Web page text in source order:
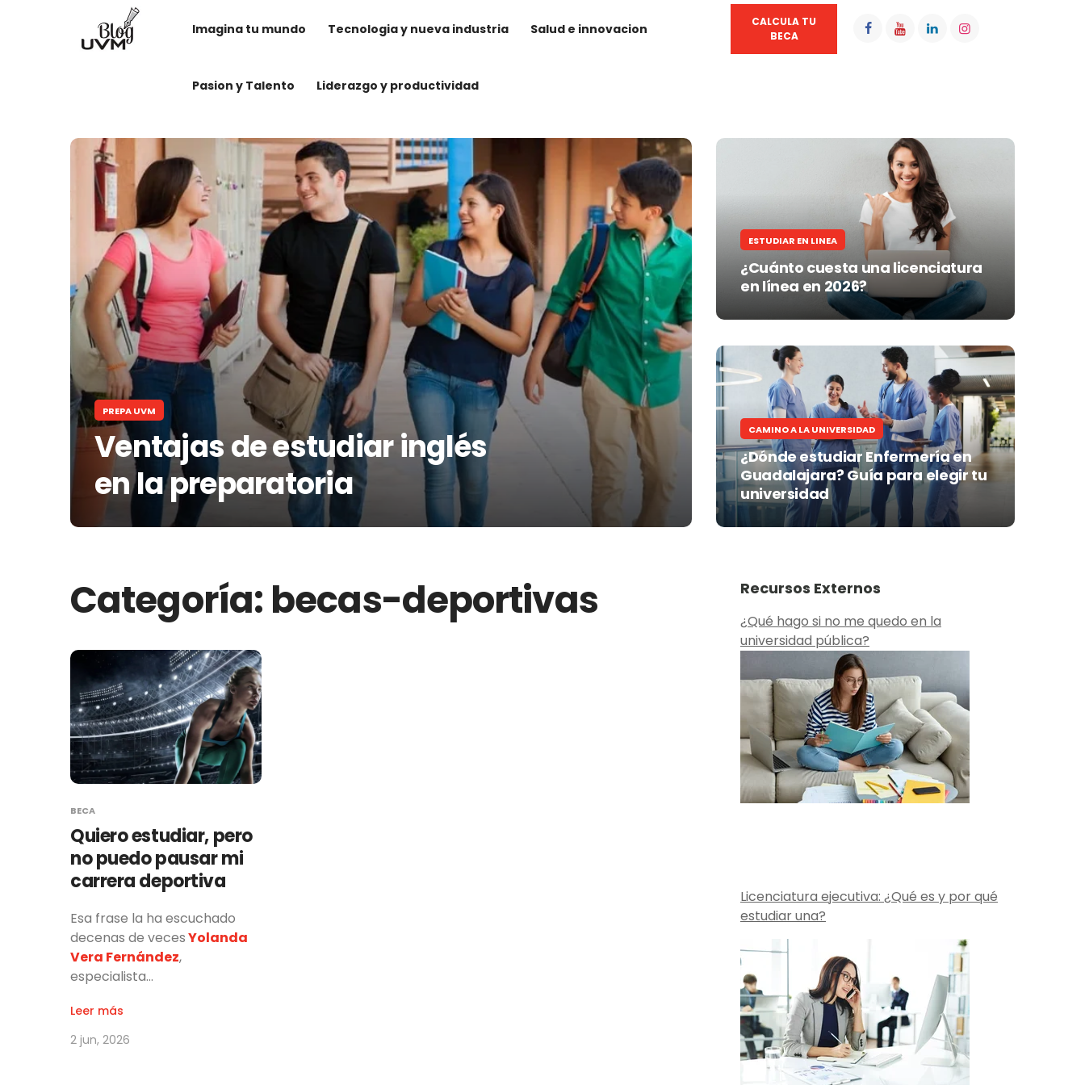
Imagina tu mundo Tecnologia y nueva industria Salud e innovacion
Pasion y Talento Liderazgo y productividad
CALCULA TU
BECA
PREPA UVM
Ventajas de estudiar inglés
en la preparatoria
ESTUDIAR EN LINEA
¿Cuánto cuesta una licenciatura
en línea en 2026?
CAMINO A LA UNIVERSIDAD
¿Dónde estudiar Enfermería en
Guadalajara? Guía para elegir tu
universidad
Categoría: becas-deportivas
BECA
Quiero estudiar, pero
no puedo pausar mi
carrera deportiva
Esa frase la ha escuchado
decenas de vecesYolanda
Vera Fernández,
especialista…
Leer más
2 jun, 2026
Recursos Externos
¿Qué hago si no me quedo en la
universidad pública?
Licenciatura ejecutiva: ¿Qué es y por qué
estudiar una?